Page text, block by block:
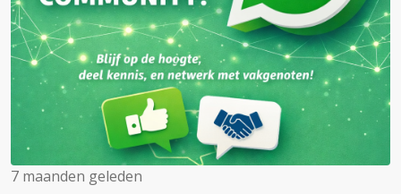
7 maanden geleden